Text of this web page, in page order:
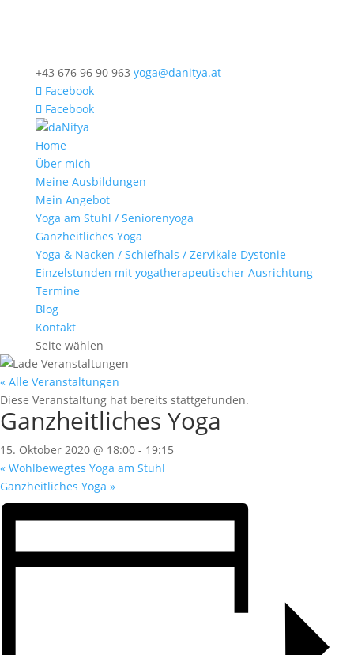
+43 676 96 90 963 yoga@danitya.at
Facebook
Facebook
Home
Über mich
Meine Ausbildungen
Mein Angebot
Yoga am Stuhl / Seniorenyoga
Ganzheitliches Yoga
Yoga & Nacken / Schiefhals / Zervikale Dystonie
Einzelstunden mit yogatherapeutischer Ausrichtung
Termine
Blog
Kontakt
Seite wählen
« Alle Veranstaltungen
Diese Veranstaltung hat bereits stattgefunden.
Ganzheitliches Yoga
15. Oktober 2020 @ 18:00 - 19:15
« Wohlbewegtes Yoga am Stuhl
Ganzheitliches Yoga »